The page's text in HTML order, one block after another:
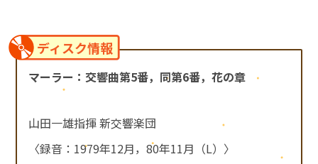
ディスク情報
マーラー：交響曲第5番，同第6番，花の章
山田一雄指揮 新交響楽団
〈録音：1979年12月，80年11月（L）〉